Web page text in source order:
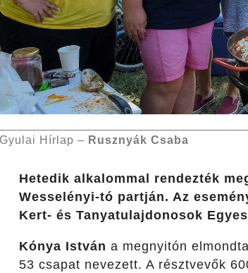
Hírlap – Rusznyák Csaba
Hetedik alkalommal rendezték
Wesselényi-tó partján. Az
Kert- és Tanyatulajdonosok
Kónya István a megnyitón
53 csapat nevezett. A résztvevők